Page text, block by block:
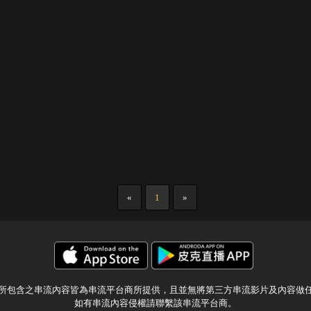
« 1 »
包含之串流內容皆為串流平台商所提供，且並無將第三方串流影片及內容做
如有串流內容侵權請聯繫該串流平台商。